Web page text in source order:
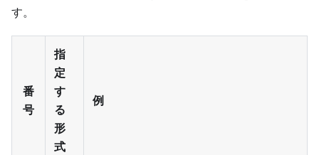
す。
番
号
指
定
す
る
形
式
例